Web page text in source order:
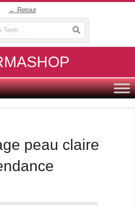
← Retour
peau claire